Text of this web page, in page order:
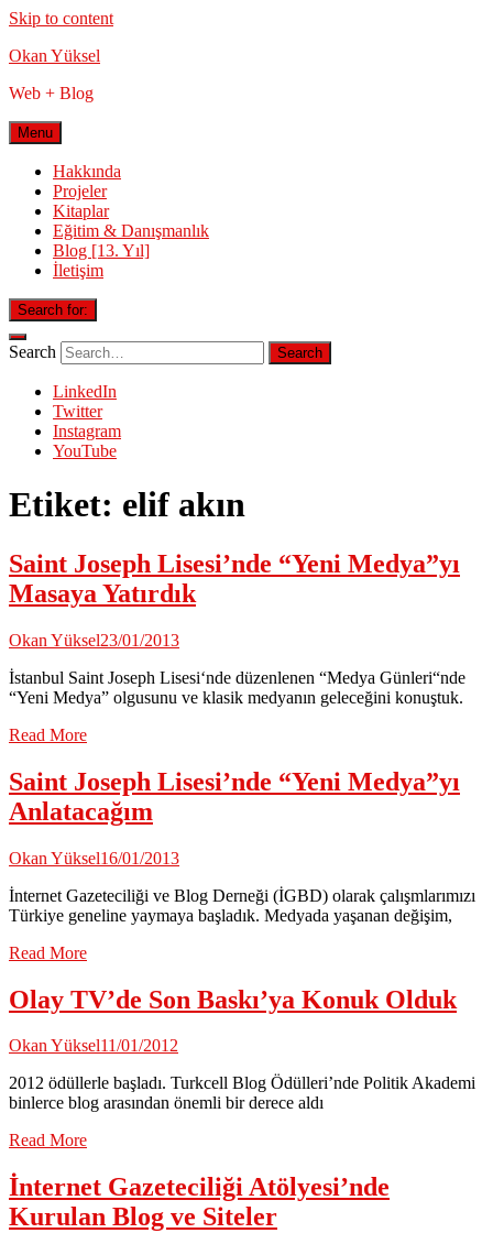
Skip to content
Okan Yüksel
Web + Blog
Menu
Hakkında
Projeler
Kitaplar
Eğitim & Danışmanlık
Blog [13. Yıl]
İletişim
Search for:
Search
LinkedIn
Twitter
Instagram
YouTube
Etiket: elif akın
Saint Joseph Lisesi’nde “Yeni Medya”yı
Masaya Yatırdık
Okan Yüksel23/01/2013
İstanbul Saint Joseph Lisesi‘nde düzenlenen “Medya Günleri“nde
“Yeni Medya” olgusunu ve klasik medyanın geleceğini konuştuk.
Read More
Saint Joseph Lisesi’nde “Yeni Medya”yı
Anlatacağım
Okan Yüksel16/01/2013
İnternet Gazeteciliği ve Blog Derneği (İGBD) olarak çalışmlarımızı
Türkiye geneline yaymaya başladık. Medyada yaşanan değişim,
Read More
Olay TV’de Son Baskı’ya Konuk Olduk
Okan Yüksel11/01/2012
2012 ödüllerle başladı. Turkcell Blog Ödülleri’nde Politik Akademi
binlerce blog arasından önemli bir derece aldı
Read More
İnternet Gazeteciliği Atölyesi’nde
Kurulan Blog ve Siteler